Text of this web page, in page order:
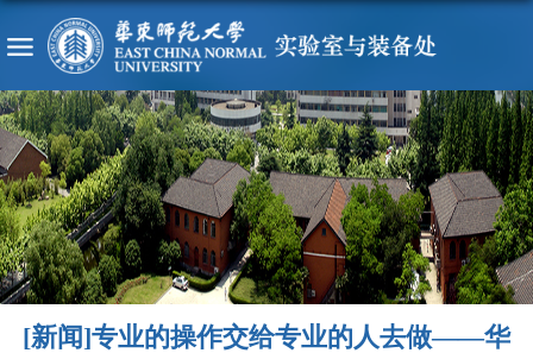
[新闻]专业的操作交给专业的人去做——华